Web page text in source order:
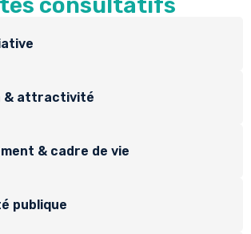
& attractivité
& cadre de vie
publique